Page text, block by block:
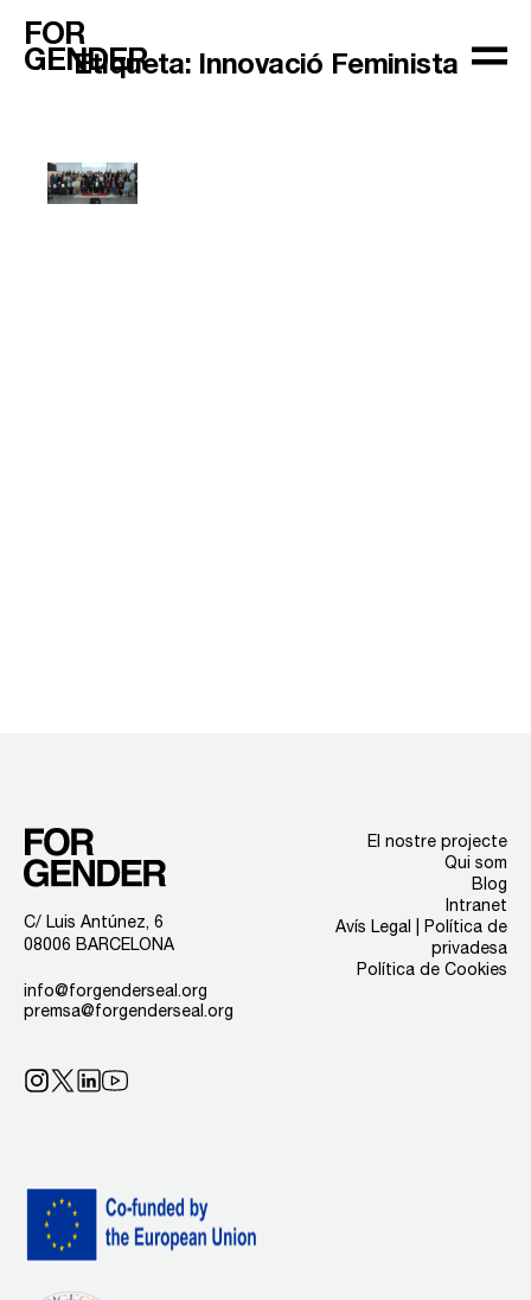
FOR
GENDER
Etiqueta: Innovació Feminista
C/ Luis Antúnez, 6
08006 BARCELONA
info@forgenderseal.org
premsa@forgenderseal.org
El nostre projecte
Qui som
Blog
Intranet
Avís Legal | Política de
privadesa
Política de Cookies